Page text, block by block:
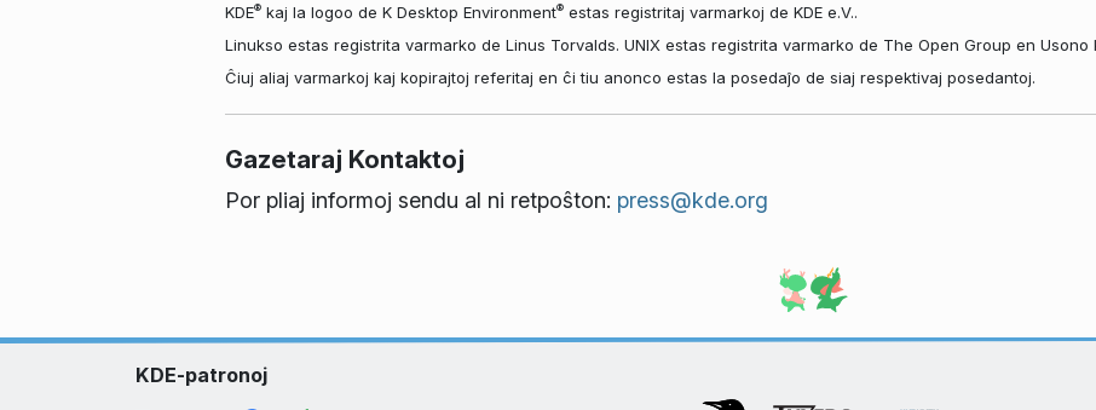
KDE®kaj la logoo de K Desktop Environment®estas registritaj varmarkoj de KDE e.V..
Linukso estas registrita varmarko de Linus Torvalds. UNIX estas registrita varmarko de The Open Group en Usono
Ĉiuj aliaj varmarkoj kaj kopirajtoj referitaj en ĉi tiu anonco estas la posedaĵo de siaj respektivaj posedantoj.
Gazetaraj Kontaktoj
Por pliaj informoj sendu al ni retpoŝton: press@kde.org
KDE-patronoj